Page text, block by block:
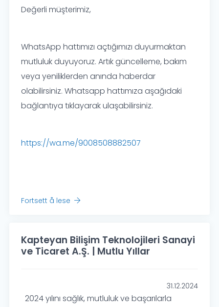
Değerli müşterimiz,
WhatsApp hattımızı açtığımızı duyurmaktan
mutluluk duyuyoruz. Artık güncelleme, bakım
veya yeniliklerden anında haberdar
olabilirsiniz. Whatsapp hattımıza aşağıdaki
bağlantıya tıklayarak ulaşabilirsiniz.
https://wa.me/9008508882507
Fortsett å lese
Kapteyan Bilişim Teknolojileri Sanayi
ve Ticaret A.Ş. | Mutlu Yıllar
31.12.2024
2024 yılını sağlık, mutluluk ve başarılarla